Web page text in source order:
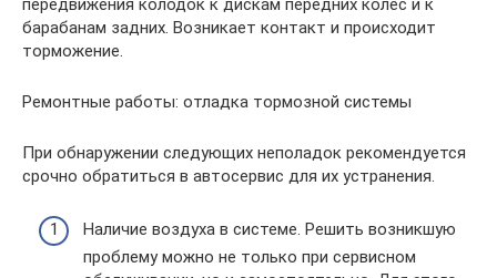
барабанам задних. Возникает контакт и происходит
торможение.
Ремонтные работы: отладка тормозной системы
При обнаружении следующих неполадок рекомендуется
срочно обратиться в автосервис для их устранения.
Наличие воздуха в системе. Решить возникшую
проблему можно не только при сервисном